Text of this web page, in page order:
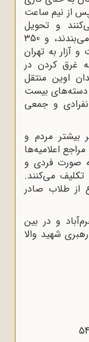
ساعت
تحویل
شهربانى قم مى‌دهند و در دارالشفا را مى‌بندند، و 350
تهران
کردن در
منتقل
بیست
و جمعى
مردم و
و
صادر
در بین
والا